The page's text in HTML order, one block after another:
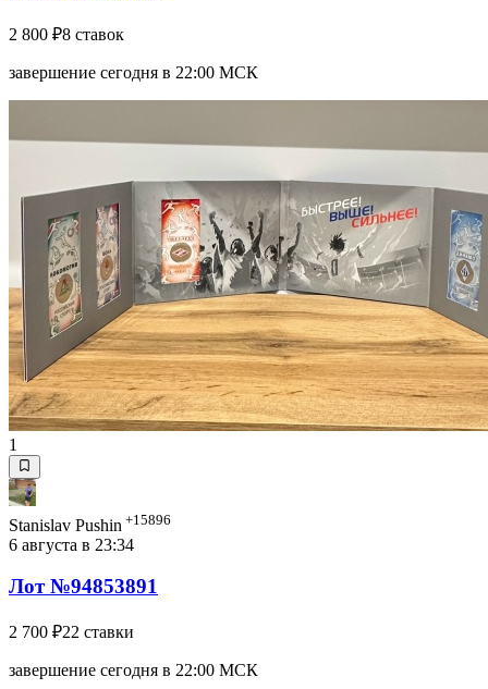
2 800 ₽8 ставок
завершение сегодня в 22:00 МСК
1
Stanislav Pushin +15896
6 августа в 23:34
Лот №94853891
2 700 ₽22 ставки
завершение сегодня в 22:00 МСК